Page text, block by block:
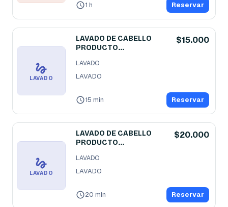
1 h Reservar
LAVADO
LAVADO DE CABELLO
PRODUCTO
$15.000
LAVADO
LAVADO
15 min Reservar
LAVADO
LAVADO DE CABELLO
PRODUCTO
$20.000
LAVADO
LAVADO
20 min Reservar